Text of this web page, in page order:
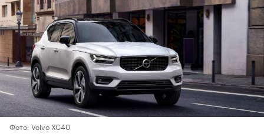
Фото: Volvo XC40